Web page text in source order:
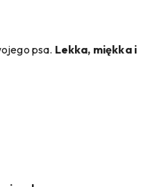
psa. Lekka, miękka i